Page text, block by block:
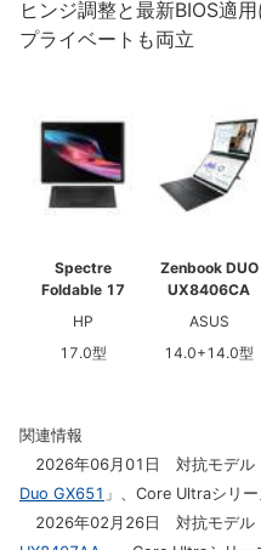
ヒンジ調整と最新BIOS適
プライベートも両立
Spectre
Foldable 17
HP
17.0型
Zenbook DUO
UX8406CA
ASUS
14.0+14.0型
関連情報
2026年06月01日 対抗モデル
Duo GX651 」、Core Ultraシリ
2026年02月26日 対抗モデル